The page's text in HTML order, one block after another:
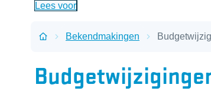
Lees voor
Startpagina
Bekendmakingen